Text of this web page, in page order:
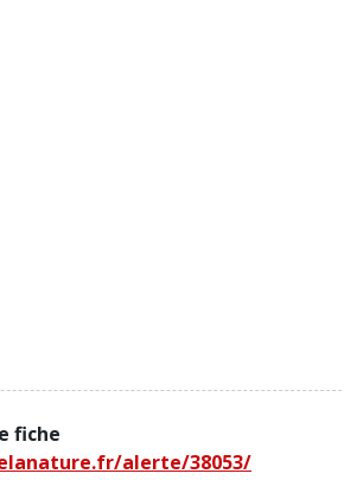
fiche
alerte/38053/